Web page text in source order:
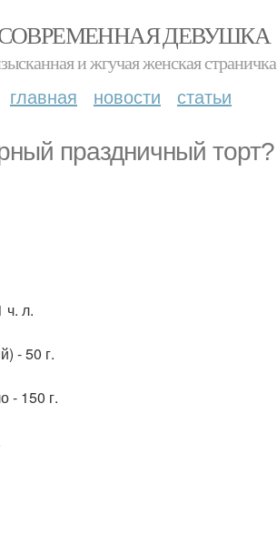
ДЕВУШКА
и жгучая женская страничка
главная новости статьи
праздничный торт?
ч. л.
- 50 г.
- 150 г.